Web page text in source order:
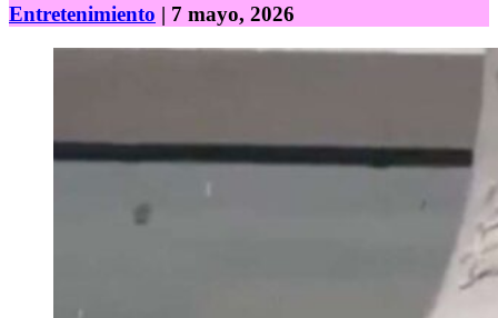
Entretenimiento | 7 mayo, 2026